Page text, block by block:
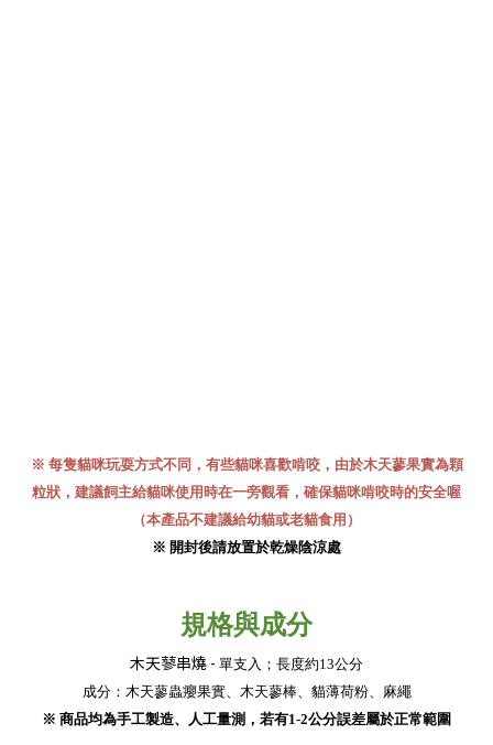
※ 每隻貓咪玩耍方式不同，有些貓咪喜歡啃咬，由於木天蓼果實為顆
粒狀，建議飼主給貓咪使用時在一旁觀看，確保貓咪啃咬時的安全喔
（本產品不建議給幼貓或老貓食用）
※ 開封後請放置於乾燥陰涼處
規格與成分
木天蓼串燒 - 單支入 ； 長度約13公分
成分：木天蓼蟲癭果實、木天蓼棒、貓薄荷粉、麻繩
※ 商品均為手工製造、人工量測，若有1-2公分誤差屬於正常範圍